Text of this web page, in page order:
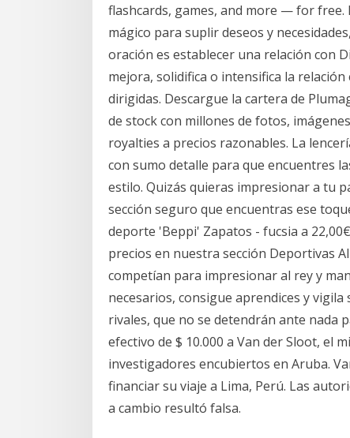
flashcards, games, and more — for
mágico para suplir deseos y
oración es establecer una relación con
mejora, solidifica o intensifica la
dirigidas. Descargue la cartera de
de stock con millones de fotos,
royalties a precios razonables. La
con sumo detalle para que encuentres
estilo. Quizás quieras impresionar a tu
sección seguro que encuentras ese
deporte 'Beppi' Zapatos - fucsia a
precios en nuestra sección Deportivas
competían para impresionar al rey y
necesarios, consigue aprendices y
rivales, que no se detendrán ante nada
efectivo de $ 10.000 a Van der Sloot, el
investigadores encubiertos en Aruba.
financiar su viaje a Lima, Perú. Las
a cambio resultó falsa.